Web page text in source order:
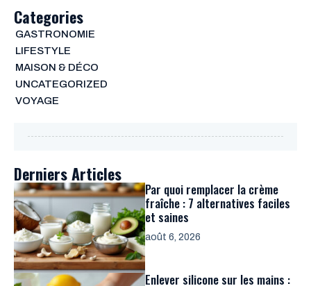
Categories
GASTRONOMIE
LIFESTYLE
MAISON & DÉCO
UNCATEGORIZED
VOYAGE
Derniers Articles
Par quoi remplacer la crème
fraîche : 7 alternatives faciles
et saines
août 6, 2026
Enlever silicone sur les mains :